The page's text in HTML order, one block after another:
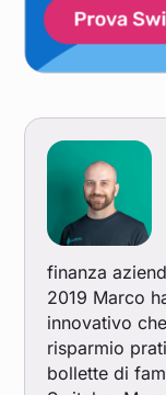
finanza
2019 Marco
innovativo
risparmio
bollette di